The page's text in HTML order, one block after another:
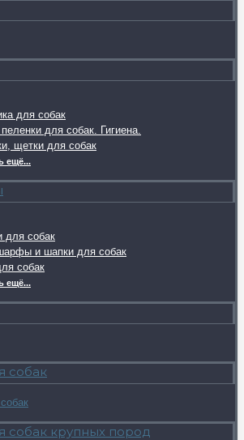
для собак
для собак. Гигиена.
щетки для собак
ещё...
для собак
и шапки для собак
собак
ещё...
собак
собак крупных пород